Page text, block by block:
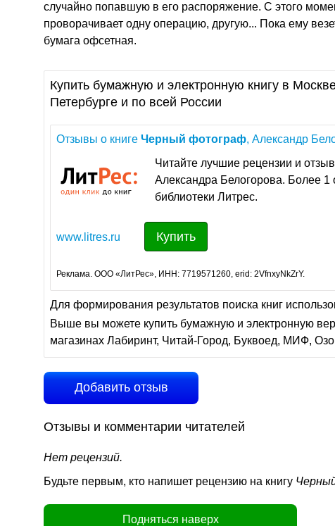
случайно попавшую в его распоряжение. С этого
проворачивает одну операцию, другую... Пока ему
бумага офсетная.
Купить бумажную и электронную книгу в
Петербурге и по всей России
Отзывы о книге Черный фотограф, Александр
Читайте лучшие рецензии и
Александра Белогорова. Более 1
библиотеки Литрес.
www.litres.ru Купить
Реклама. ООО «ЛитРес», ИНН: 7719571260, erid: 2VfnxyNkZrY.
Для формирования результатов поиска книг
Выше вы можете купить бумажную и электронную
магазинах Лабиринт, Читай-Город, Буквоед, МИФ,
Добавить отзыв
Отзывы и комментарии читателей
Нет рецензий.
Будьте первым, кто напишет рецензию на книгу
Подняться наверх